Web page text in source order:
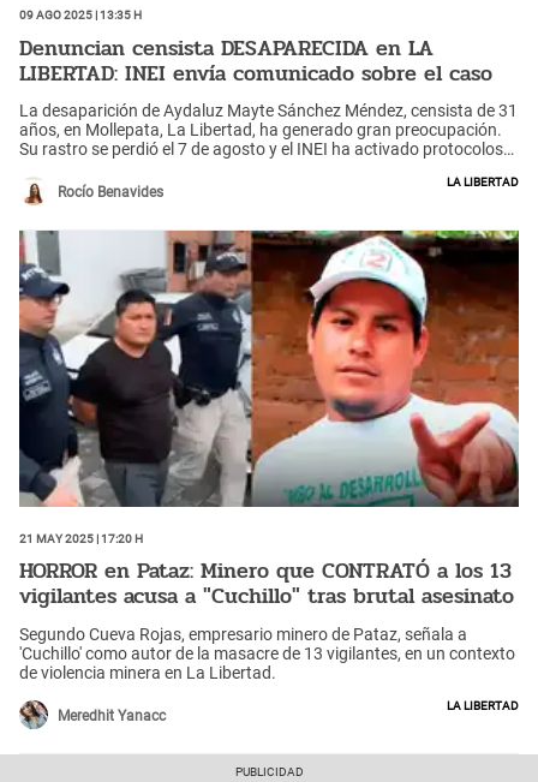
09 Ago 2025 | 13:35 h
Denuncian censista DESAPARECIDA en LA
LIBERTAD: INEI envía comunicado sobre el caso
La desaparición de Aydaluz Mayte Sánchez Méndez, censista de 31
años, en Mollepata, La Libertad, ha generado gran preocupación.
Su rastro se perdió el 7 de agosto y el INEI ha activado protocolos
Rocío Benavides
La Libertad
21 May 2025 | 17:20 h
HORROR en Pataz: Minero que CONTRATÓ a los 13
vigilantes acusa a "Cuchillo" tras brutal asesinato
Segundo Cueva Rojas, empresario minero de Pataz, señala a
'Cuchillo' como autor de la masacre de 13 vigilantes, en un contexto
de violencia minera en La Libertad.
Meredhit Yanacc
La Libertad